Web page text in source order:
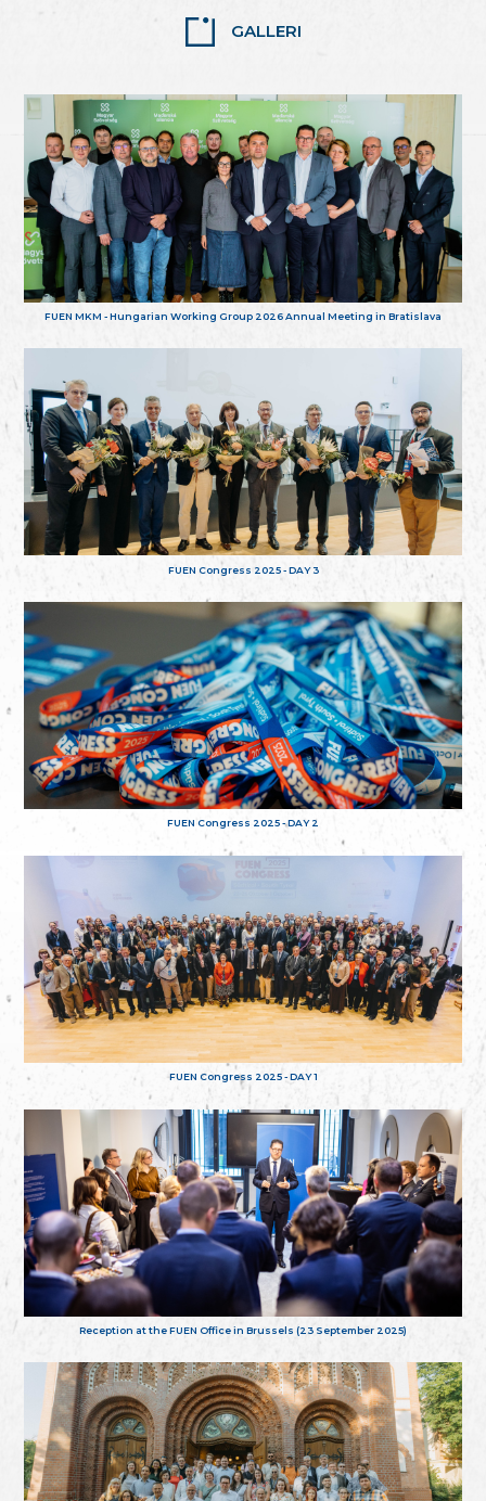
GALLERI
FUEN MKM - Hungarian Working Group 2026 Annual Meeting in Bratislava
FUEN Congress 2025 - DAY 3
FUEN Congress 2025 - DAY 2
FUEN Congress 2025 - DAY 1
Reception at the FUEN Office in Brussels (23 September 2025)